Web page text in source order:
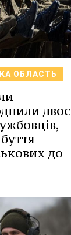
ОБЛАСТЬ
двоє
до